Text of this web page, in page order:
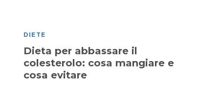
DIETE
Dieta per abbassare il
colesterolo: cosa mangiare e
cosa evitare